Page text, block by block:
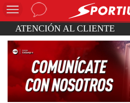
ATENCIÓN AL CLIENTE